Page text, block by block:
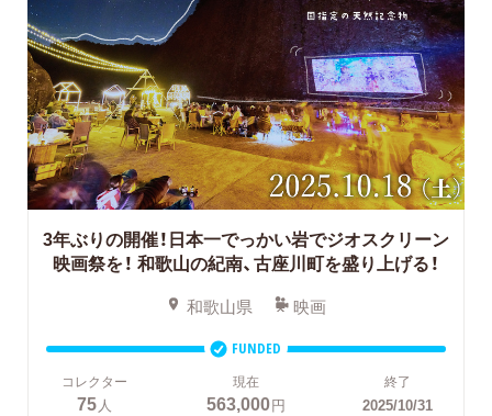
3年ぶりの開催！日本一でっかい岩でジオスクリーン
映画祭を！ 和歌山の紀南、古座川町を盛り上げる！
和歌山県 映画
FUNDED
コレクター
75 人
現在
563,000円
終了
2025/10/31